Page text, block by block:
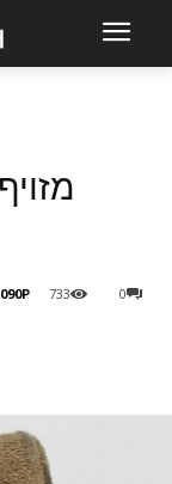
090P 0
733